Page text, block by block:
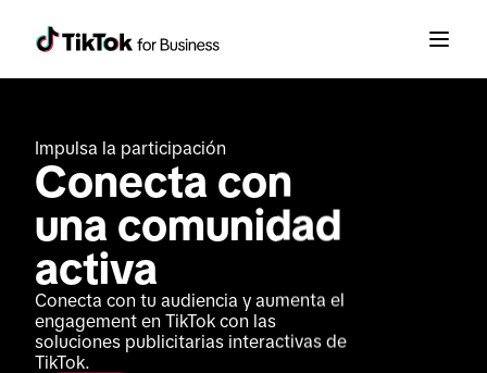
Impulsa la participación
Conecta con
una comunidad
activa
Conecta con tu audiencia y aumenta el
engagement en TikTok con las
soluciones publicitarias interactivas de
TikTok.